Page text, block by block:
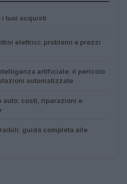
i tuoi acquisti
elettrici: problemi e prezzi
artificiale: il pericolo
automatizzate
auto: costi, riparazioni e
guida completa alle